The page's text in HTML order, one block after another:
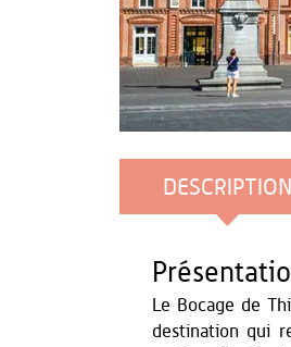
DESCRIPTION
Le Bocage de
destination qui